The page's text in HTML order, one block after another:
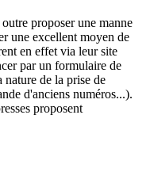
outre proposer une manne
une excellent moyen de
en effet via leur site
par un formulaire de
de la prise de
d'anciens numéros...).
proposent